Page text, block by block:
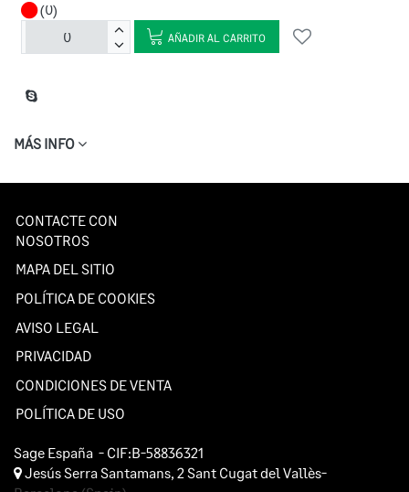
(0)
AÑADIR AL CARRITO
MÁS INFO
CONTACTE CON
NOSOTROS
MAPA DEL SITIO
POLÍTICA DE COOKIES
AVISO LEGAL
PRIVACIDAD
CONDICIONES DE VENTA
POLÍTICA DE USO
Sage España - CIF:B-58836321
Jesús Serra Santamans, 2Sant Cugat del Vallès-